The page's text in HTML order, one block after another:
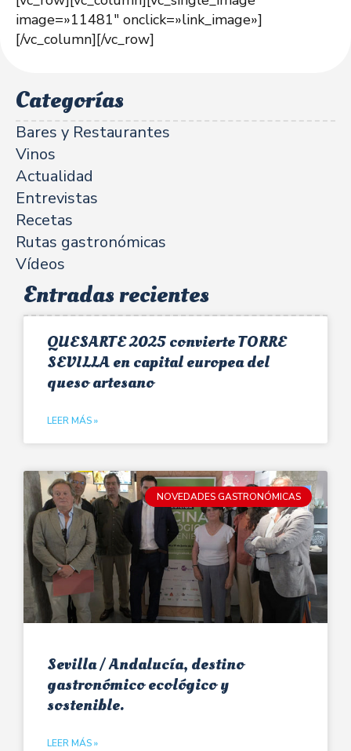
image=»11481″ onclick=»link_image»]
[/vc_column][/vc_row]
Categorías
Bares y Restaurantes
Vinos
Actualidad
Entrevistas
Recetas
Rutas gastronómicas
Vídeos
Entradas recientes
QUESARTE 2025 convierte TORRE
SEVILLA en capital europea del
queso artesano
LEER MÁS »
NOVEDADES GASTRONÓMICAS
Sevilla / Andalucía, destino
gastronómico ecológico y
sostenible.
LEER MÁS »